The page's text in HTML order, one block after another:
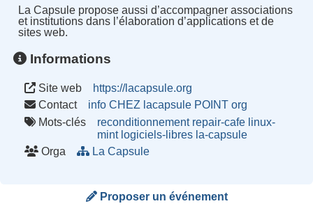
La Capsule propose aussi d’accompagner associations
et institutions dans l’élaboration d’applications et de
sites web.
Informations
Site web
https://lacapsule.org
Contact
info CHEZ lacapsule POINT org
Mots-clés
reconditionnement repair-cafe linux-
mint logiciels-libres la-capsule
Orga
La Capsule
Proposer un événement